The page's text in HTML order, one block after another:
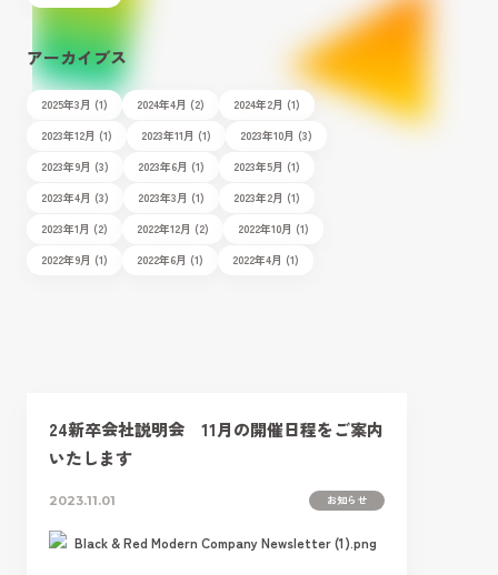
アーカイブス
2025年3月 (1) 2024年4月 (2)
2024年2月 (1)
2023年12月 (1)
2023年11月 (1)
2023年10月 (3)
2023年9月 (3)
2023年6月 (1)
2023年5月 (1)
2023年4月 (3)
2023年3月 (1)
2023年2月 (1)
2023年1月 (2)
2022年12月 (2)
2022年10月 (1)
2022年9月 (1)
2022年6月 (1) 2022年4月 (1)
24新卒会社説明会 11月の開催日程をご案内
いたします
2023.11.01 お知らせ